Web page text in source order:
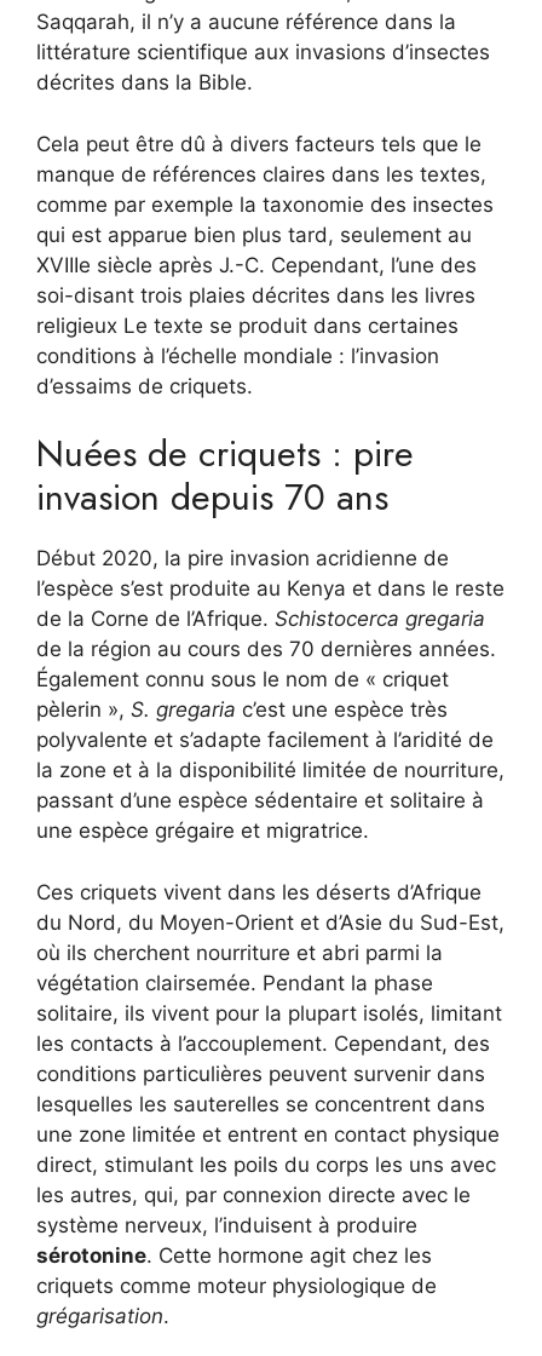
Saqqarah, il n’y a aucune référence dans la
littérature scientifique aux invasions d’insectes
décrites dans la Bible.
Cela peut être dû à divers facteurs tels que le
manque de références claires dans les textes,
comme par exemple la taxonomie des insectes
qui est apparue bien plus tard, seulement au
XVIIIe siècle après J.-C. Cependant, l’une des
soi-disant trois plaies décrites dans les livres
religieux Le texte se produit dans certaines
conditions à l’échelle mondiale : l’invasion
d’essaims de criquets.
Nuées de criquets : pire
invasion depuis 70 ans
Début 2020, la pire invasion acridienne de
l’espèce s’est produite au Kenya et dans le reste
de la Corne de l’Afrique. Schistocerca gregaria
de la région au cours des 70 dernières années.
Également connu sous le nom de « criquet
pèlerin », S. gregaria c’est une espèce très
polyvalente et s’adapte facilement à l’aridité de
la zone et à la disponibilité limitée de nourriture,
passant d’une espèce sédentaire et solitaire à
une espèce grégaire et migratrice.
Ces criquets vivent dans les déserts d’Afrique
du Nord, du Moyen-Orient et d’Asie du Sud-Est,
où ils cherchent nourriture et abri parmi la
végétation clairsemée. Pendant la phase
solitaire, ils vivent pour la plupart isolés, limitant
les contacts à l’accouplement. Cependant, des
conditions particulières peuvent survenir dans
lesquelles les sauterelles se concentrent dans
une zone limitée et entrent en contact physique
direct, stimulant les poils du corps les uns avec
les autres, qui, par connexion directe avec le
système nerveux, l’induisent à produire
sérotonine. Cette hormone agit chez les
criquets comme moteur physiologique de
grégarisation.